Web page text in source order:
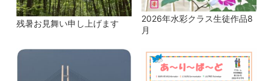
残暑お見舞い申し上げます
2026年水彩クラス生徒作品8
月